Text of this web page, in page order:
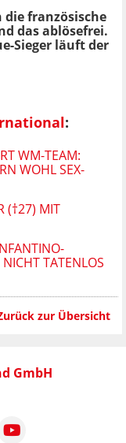
die französische
das ablösefrei.
Sieger läuft der
:
WM-TEAM:
WOHL SEX-
(†27) MIT
V
TATENLOS ZU
zur Übersicht
GmbH